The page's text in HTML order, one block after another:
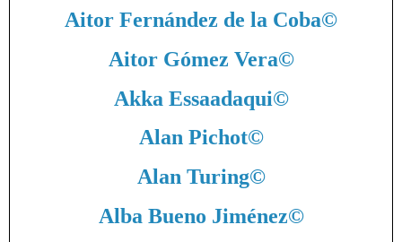
Aitor Fernández de la Coba©
Aitor Gómez Vera©
Akka Essaadaqui©
Alan Pichot©
Alan Turing©
Alba Bueno Jiménez©